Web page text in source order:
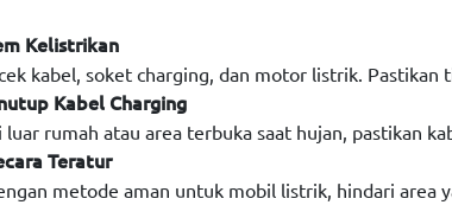
Kelistrikan
kabel, soket charging, dan motor listrik.
Kabel Charging
luar rumah atau area terbuka saat hujan, pastikan
Teratur
metode aman untuk mobil listrik, hindari area